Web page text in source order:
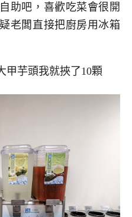
助吧，喜歡吃菜會很開
老闆直接把廚房用冰箱
甲芋頭我就挾了10顆